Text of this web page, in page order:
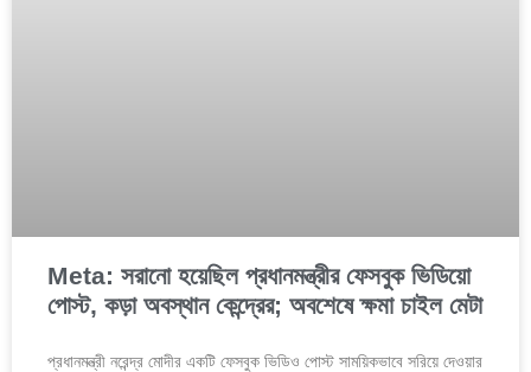
Meta: সরানো হয়েছিল প্রধানমন্ত্রীর ফেসবুক ভিডিয়ো
পোস্ট, কড়া অবস্থান কেন্দ্রের; অবশেষে ক্ষমা চাইল মেটা
প্রধানমন্ত্রী নরেন্দ্র মোদীর একটি ফেসবুক ভিডিও পোস্ট সাময়িকভাবে সরিয়ে দেওয়ার